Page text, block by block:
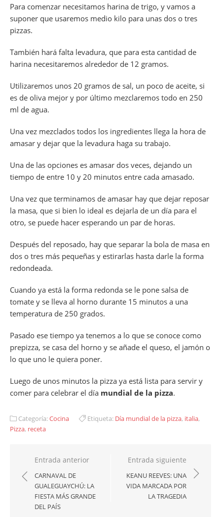
Para comenzar necesitamos harina de trigo, y vamos a
suponer que usaremos medio kilo para unas dos o tres
pizzas.
También hará falta levadura, que para esta cantidad de
harina necesitaremos alrededor de 12 gramos.
Utilizaremos unos 20 gramos de sal, un poco de aceite, si
es de oliva mejor y por último mezclaremos todo en 250
ml de agua.
Una vez mezclados todos los ingredientes llega la hora de
amasar y dejar que la levadura haga su trabajo.
Una de las opciones es amasar dos veces, dejando un
tiempo de entre 10 y 20 minutos entre cada amasado.
Una vez que terminamos de amasar hay que dejar reposar
la masa, que si bien lo ideal es dejarla de un día para el
otro, se puede hacer esperando un par de horas.
Después del reposado, hay que separar la bola de masa en
dos o tres más pequeñas y estirarlas hasta darle la forma
redondeada.
Cuando ya está la forma redonda se le pone salsa de
tomate y se lleva al horno durante 15 minutos a una
temperatura de 250 grados.
Pasado ese tiempo ya tenemos a lo que se conoce como
prepizza, se casa del horno y se añade el queso, el jamón o
lo que uno le quiera poner.
Luego de unos minutos la pizza ya está lista para servir y
comer para celebrar el día mundial de la pizza.
Categoría:Cocina Etiqueta: Día mundial de la pizza, italia,
Pizza, receta
Navegación
de
entradas
Entrada anterior
CARNAVAL DE
GUALEGUAYCHÚ: LA
FIESTA MÁS GRANDE
DEL PAÍS
Entrada siguiente
KEANU REEVES: UNA
VIDA MARCADA POR
LA TRAGEDIA